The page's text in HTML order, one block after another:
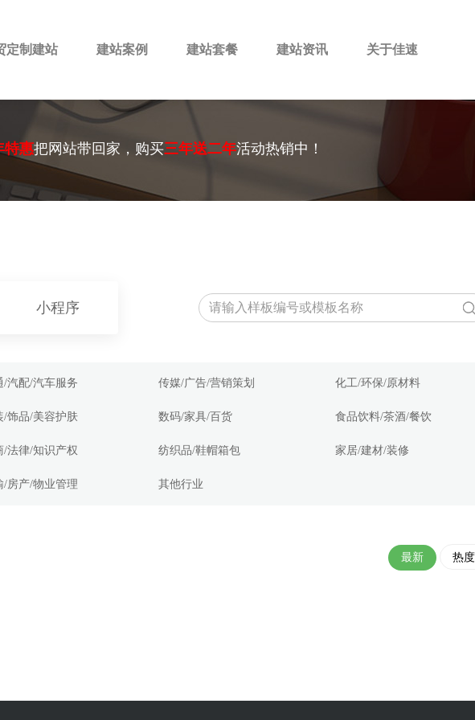
定制建站 建站案例 建站套餐 建站资讯 关于佳速
特惠把网站带回家，购买三年送二年活动热销中！
小程序
/汽配/汽车服务 传媒/广告/营销策划 化工/环保/原材料
/饰品/美容护肤 数码/家具/百货 食品饮料/茶酒/餐饮
/法律/知识产权 纺织品/鞋帽箱包 家居/建材/装修
/房产/物业管理 其他行业
最新 热度